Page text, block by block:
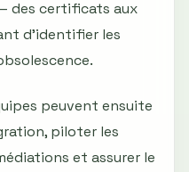
des certificats aux
d’identifier les
peuvent ensuite
piloter les
et assurer le